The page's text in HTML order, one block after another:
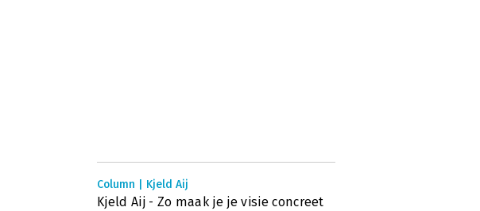
Column | Kjeld Aij
Kjeld Aij - Zo maak je je visie concreet